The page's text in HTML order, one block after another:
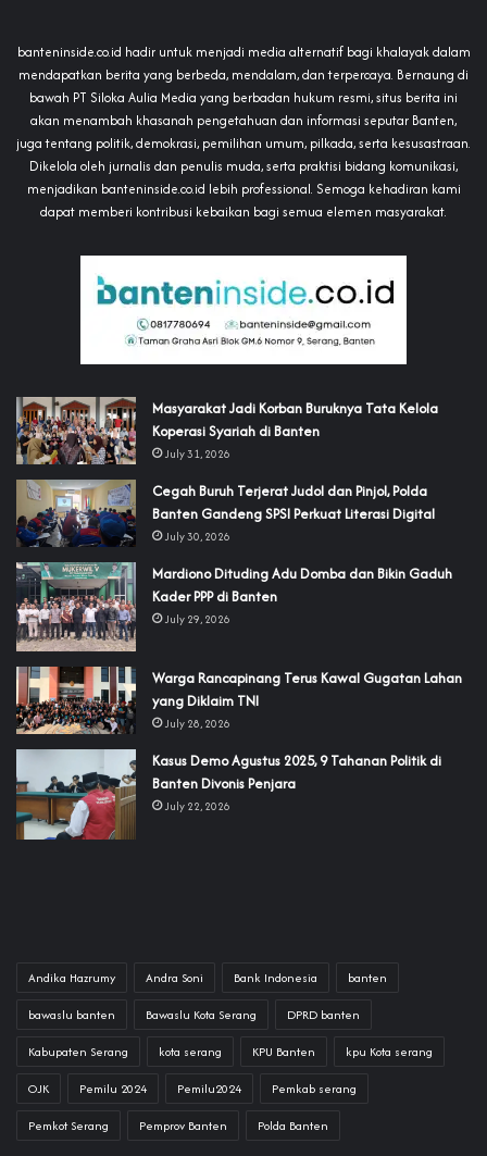
banteninside.co.id hadir untuk menjadi media alternatif bagi khalayak dalam
mendapatkan berita yang berbeda, mendalam, dan terpercaya. Bernaung di
bawah PT Siloka Aulia Media yang berbadan hukum resmi, situs berita ini
akan menambah khasanah pengetahuan dan informasi seputar Banten,
juga tentang politik, demokrasi, pemilihan umum, pilkada, serta kesusastraan.
Dikelola oleh jurnalis dan penulis muda, serta praktisi bidang komunikasi,
menjadikan banteninside.co.id lebih professional. Semoga kehadiran kami
dapat memberi kontribusi kebaikan bagi semua elemen masyarakat.
‎Masyarakat Jadi Korban Buruknya Tata Kelola
Koperasi Syariah di Banten
July 31, 2026
Cegah Buruh Terjerat Judol dan Pinjol, Polda
Banten Gandeng SPSI Perkuat Literasi Digital
July 30, 2026
‎Mardiono Dituding Adu Domba dan Bikin Gaduh
Kader PPP di Banten
July 29, 2026
‎Warga Rancapinang Terus Kawal Gugatan Lahan
yang Diklaim TNI‎‎
July 28, 2026
‎Kasus Demo Agustus 2025, 9 Tahanan Politik di
Banten Divonis Penjara
July 22, 2026
Andika Hazrumy Andra Soni Bank Indonesia banten
bawaslu banten Bawaslu Kota Serang DPRD banten
Kabupaten Serang kota serang KPU Banten kpu Kota serang
OJK Pemilu 2024 Pemilu2024 Pemkab serang
Pemkot Serang Pemprov Banten Polda Banten